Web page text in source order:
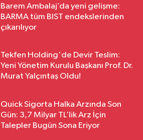
Barem Ambalaj’da yeni gelişme:
BARMA tüm BIST endekslerinden
çıkarılıyor
Tekfen Holding'de Devir Teslim:
Yeni Yönetim Kurulu Başkanı Prof. Dr.
Murat Yalçıntaş Oldu!
Quick Sigorta Halka Arzında Son
Gün: 3,7 Milyar TL’lik Arz İçin
Talepler Bugün Sona Eriyor